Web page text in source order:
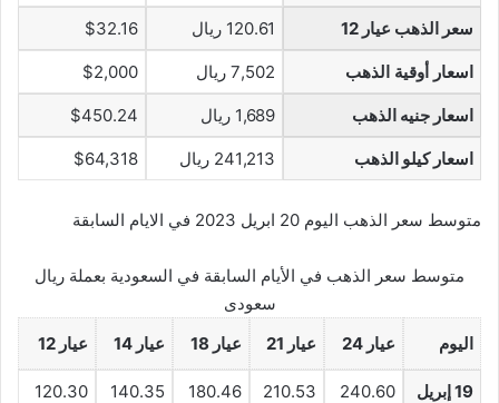
سعر الذهب عيار 12 120.61 ريال $32.16
اسعار أوقية الذهب 7,502 ريال $2,000
اسعار جنيه الذهب 1,689 ريال $450.24
اسعار كيلو الذهب 241,213 ريال $64,318
متوسط سعر الذهب اليوم 20 ابريل 2023 في الايام السابقة
متوسط سعر الذهب في الأيام السابقة في السعودية بعملة ريال
سعودى
اليوم
عيار 24 عيار 21 عيار 18 عيار 14 عيار 12
19 إبريل 240.60
210.53
180.46
140.35
120.30